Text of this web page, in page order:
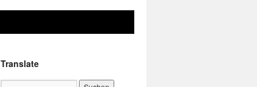
Translate